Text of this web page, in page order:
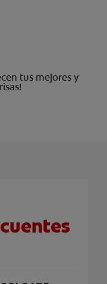
tus mejores y